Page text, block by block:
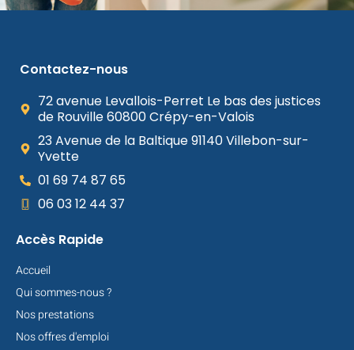
Contactez-nous
72 avenue Levallois-Perret Le bas des justices
de Rouville 60800 Crépy-en-Valois
23 Avenue de la Baltique 91140 Villebon-sur-
Yvette
01 69 74 87 65
06 03 12 44 37
Accès Rapide
Accueil
Qui sommes-nous ?
Nos prestations
Nos offres d'emploi